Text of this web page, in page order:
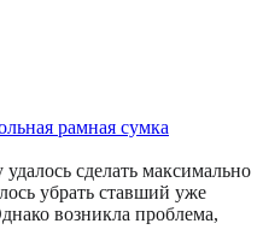
рамная сумка
сделать максимально
убрать ставший уже
возникла проблема,